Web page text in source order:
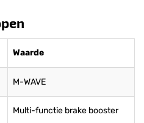
Waarde
M-WAVE
Multi-functie brake booster